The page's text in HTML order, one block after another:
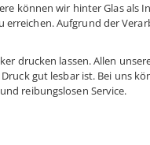
können wir hinter Glas als
Aufgrund der
drucken lassen. Allen
gut lesbar ist. Bei uns
reibungslosen Service.